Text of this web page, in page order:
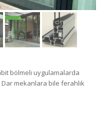
bölmeli uygulamalarda
mekanlara bile ferahlık